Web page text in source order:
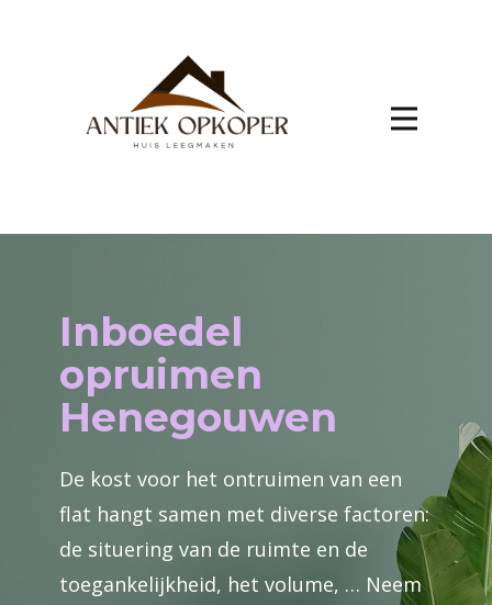
Inboedel
opruimen
Henegouwen
De kost voor het ontruimen van een
flat hangt samen met diverse factoren:
de situering van de ruimte en de
toegankelijkheid, het volume, … Neem